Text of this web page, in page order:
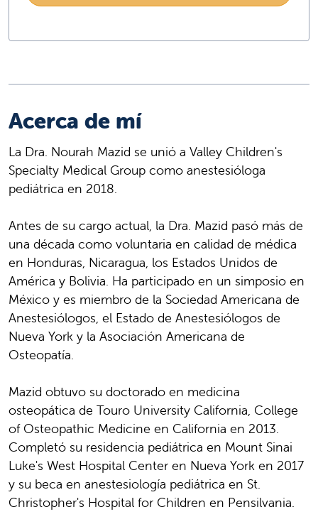
Acerca de mí
La Dra. Nourah Mazid se unió a Valley Children's
Specialty Medical Group como anestesióloga
pediátrica en 2018.
Antes de su cargo actual, la Dra. Mazid pasó más de
una década como voluntaria en calidad de médica
en Honduras, Nicaragua, los Estados Unidos de
América y Bolivia. Ha participado en un simposio en
México y es miembro de la Sociedad Americana de
Anestesiólogos, el Estado de Anestesiólogos de
Nueva York y la Asociación Americana de
Osteopatía.
Mazid obtuvo su doctorado en medicina
osteopática de Touro University California, College
of Osteopathic Medicine en California en 2013.
Completó su residencia pediátrica en Mount Sinai
Luke's West Hospital Center en Nueva York en 2017
y su beca en anestesiología pediátrica en St.
Christopher's Hospital for Children en Pensilvania.